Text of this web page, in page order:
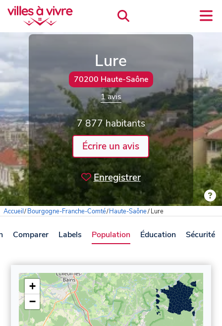
Lure
70200 Haute-Saône
1 avis
7 877 habitants
Écrire un avis
Enregistrer
Accueil/Bourgogne-Franche-Comté/Haute-Saône/Lure
Comparer Labels Population Éducation Sécurité
+
−